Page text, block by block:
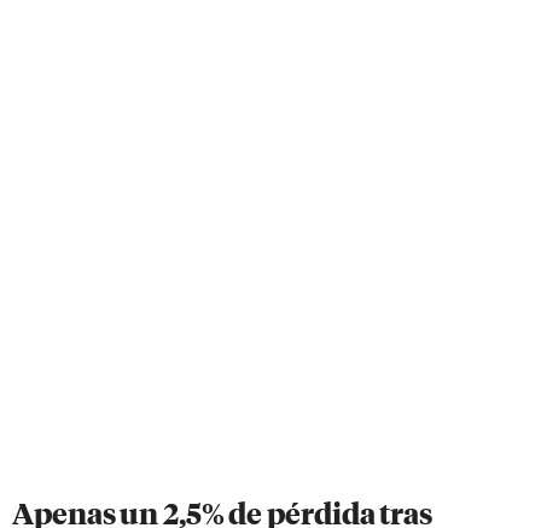
Apenas un 2,5% de pérdida tras